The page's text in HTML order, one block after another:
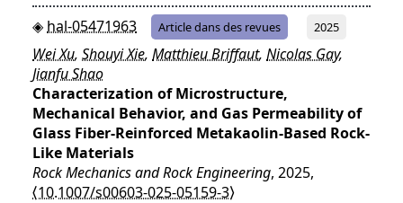
hal-05471963
Article dans des revues 2025
Wei Xu, Shouyi Xie, Matthieu Briffaut, Nicolas Gay,
Jianfu Shao
Characterization of Microstructure,
Mechanical Behavior, and Gas Permeability of
Glass Fiber-Reinforced Metakaolin-Based Rock-
Like Materials
Rock Mechanics and Rock Engineering, 2025,
⟨10.1007/s00603-025-05159-3⟩